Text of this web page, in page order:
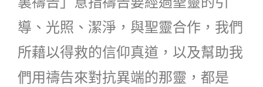
導、光照、潔淨，與聖靈合作，我們
所藉以得救的信仰真道，以及幫助我
們用禱告來對抗異端的那靈，都是